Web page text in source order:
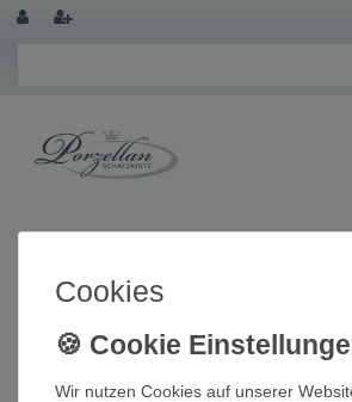
Cookies
Wir nutzen Cookies auf unserer